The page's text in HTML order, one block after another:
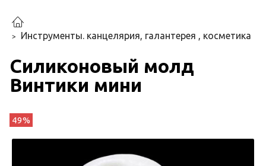
Инструменты. канцелярия, галантерея , косметика
Силиконовый молд
Винтики мини
49%